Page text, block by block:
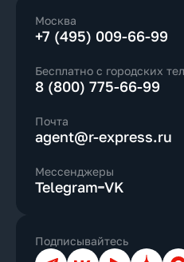
Москва
+7 (495) 009-66-99
Бесплатно с городских
8 (800) 775-66-99
Почта
agent@r-express.ru
Мессенджеры
Telegram VK
Подписывайтесь
ТелеграмВКонтакте
YouTubeДзен Max